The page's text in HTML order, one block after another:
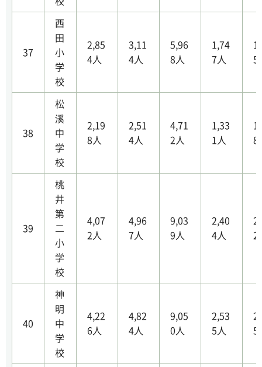
37
西
田
小
学
校
2,85
4人
3,11
4人
5,96
8人
1,74
7人
5
38
松
溪
中
学
校
2,19
8人
2,51
4人
4,71
2人
1,33
1人
8
39
桃
井
第
二
小
学
校
4,07
2人
4,96
7人
9,03
9人
2,40
4人
2
40
神
明
中
学
校
4,22
6人
4,82
4人
9,05
0人
2,53
5人
5